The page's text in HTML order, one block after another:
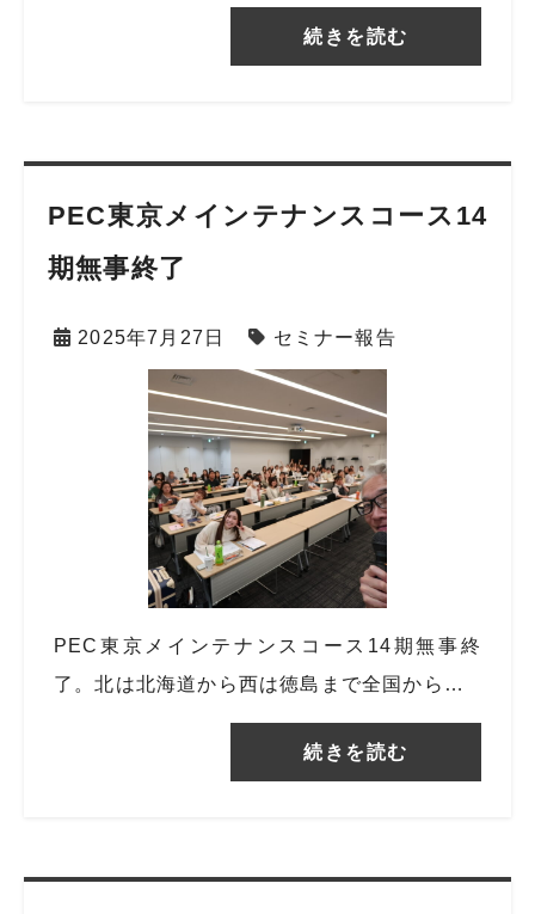
続きを読む
PEC東京メインテナンスコース14
期無事終了
2025年7月27日 セミナー報告
PEC東京メインテナンスコース14期無事終
了。北は北海道から西は徳島まで全国から…
続きを読む